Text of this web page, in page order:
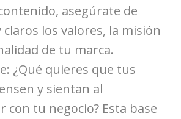
asegúrate de
los valores, la misión
de tu marca.
¿Qué quieres que tus
y sientan al
con tu negocio? Esta base